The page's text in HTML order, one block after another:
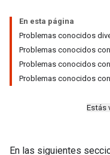
En esta página
Problemas conocidos
Problemas conocidos
Problemas conocidos
Problemas conocidos
Estás
En las siguientes